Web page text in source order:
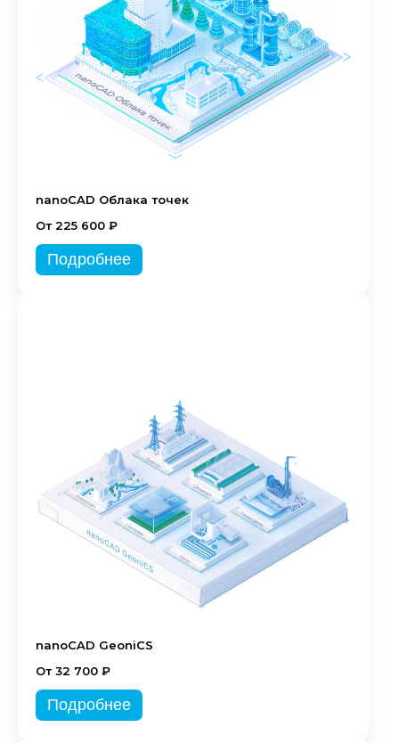
nanoCAD Облака точек
От 225 600 ₽
Подробнее
nanoCAD GeoniCS
От 32 700 ₽
Подробнее